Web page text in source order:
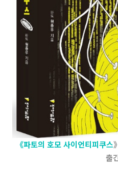
《파토의 호모 사이언티피쿠스》
출